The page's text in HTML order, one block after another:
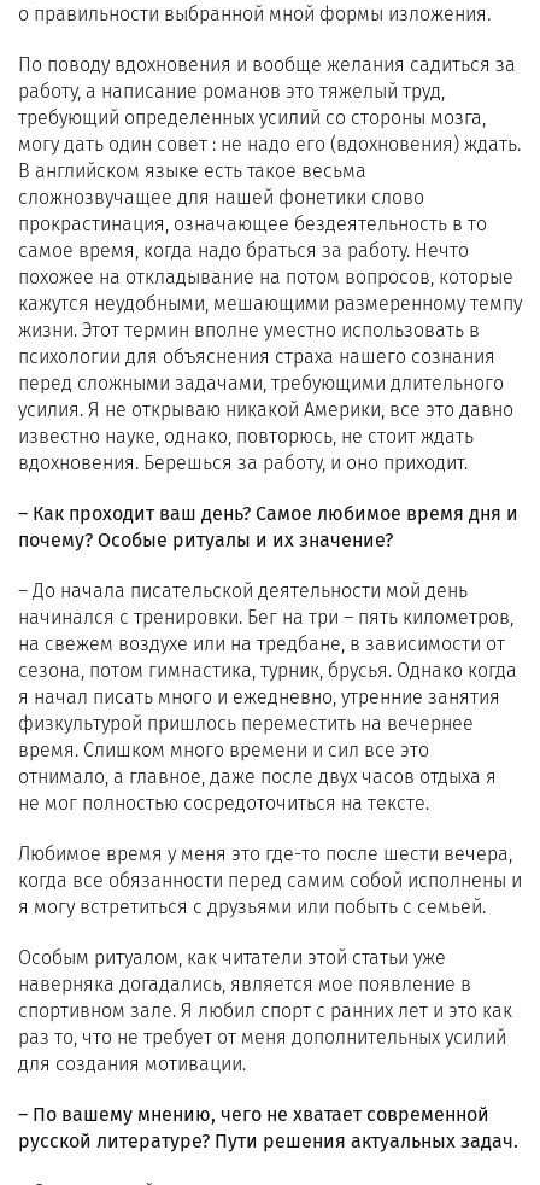
о правильности выбранной мной формы изложения.
По поводу вдохновения и вообще желания садиться за
работу, а написание романов это тяжелый труд,
требующий определенных усилий со стороны мозга,
могу дать один совет : не надо его (вдохновения) ждать.
В английском языке есть такое весьма
сложнозвучащее для нашей фонетики слово
прокрастинация, означающее бездеятельность в то
самое время, когда надо браться за работу. Нечто
похожее на откладывание на потом вопросов, которые
кажутся неудобными, мешающими размеренному темпу
жизни. Этот термин вполне уместно использовать в
психологии для объяснения страха нашего сознания
перед сложными задачами, требующими длительного
усилия. Я не открываю никакой Америки, все это давно
известно науке, однако, повторюсь, не стоит ждать
вдохновения. Берешься за работу, и оно приходит.
– Как проходит ваш день? Самое любимое время дня и
почему? Особые ритуалы и их значение?
– До начала писательской деятельности мой день
начинался с тренировки. Бег на три – пять километров,
на свежем воздухе или на тредбане, в зависимости от
сезона, потом гимнастика, турник, брусья. Однако когда
я начал писать много и ежедневно, утренние занятия
физкультурой пришлось переместить на вечернее
время. Слишком много времени и сил все это
отнимало, а главное, даже после двух часов отдыха я
не мог полностью сосредоточиться на тексте.
Любимое время у меня это где-то после шести вечера,
когда все обязанности перед самим собой исполнены и
я могу встретиться с друзьями или побыть с семьей.
Особым ритуалом, как читатели этой статьи уже
наверняка догадались, является мое появление в
спортивном зале. Я любил спорт с ранних лет и это как
раз то, что не требует от меня дополнительных усилий
для создания мотивации.
– По вашему мнению, чего не хватает современной
русской литературе? Пути решения актуальных задач.